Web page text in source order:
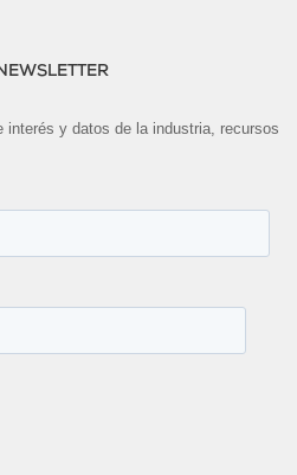
interés y datos de la industria, recursos